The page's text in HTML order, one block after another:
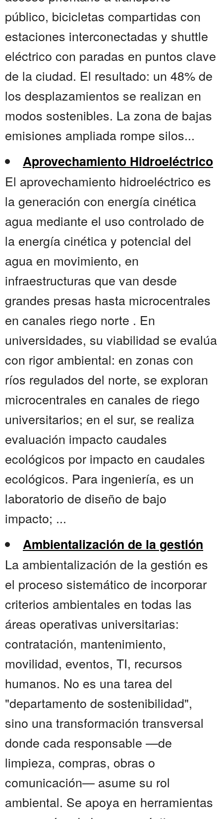
público, bicicletas compartidas con
estaciones interconectadas y shuttle
eléctrico con paradas en puntos clave
de la ciudad. El resultado: un 48% de
los desplazamientos se realizan en
modos sostenibles. La zona de bajas
emisiones ampliada rompe silos...
Aprovechamiento Hidroeléctrico
El aprovechamiento hidroeléctrico es
la generación con energía cinética
agua mediante el uso controlado de
la energía cinética y potencial del
agua en movimiento, en
infraestructuras que van desde
grandes presas hasta microcentrales
en canales riego norte . En
universidades, su viabilidad se evalúa
con rigor ambiental: en zonas con
ríos regulados del norte, se exploran
microcentrales en canales de riego
universitarios; en el sur, se realiza
evaluación impacto caudales
ecológicos por impacto en caudales
ecológicos. Para ingeniería, es un
laboratorio de diseño de bajo
impacto; ...
Ambientalización de la gestión
La ambientalización de la gestión es
el proceso sistemático de incorporar
criterios ambientales en todas las
áreas operativas universitarias:
contratación, mantenimiento,
movilidad, eventos, TI, recursos
humanos. No es una tarea del
"departamento de sostenibilidad",
sino una transformación transversal
donde cada responsable —de
limpieza, compras, obras o
comunicación— asume su rol
ambiental. Se apoya en herramientas